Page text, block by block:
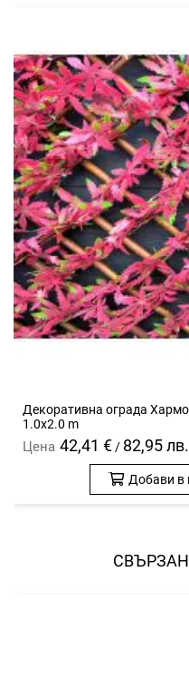
Декоративна ограда
1.0x2.0 m
Цена 42,41 €/ 82,95 лв.
Добави в